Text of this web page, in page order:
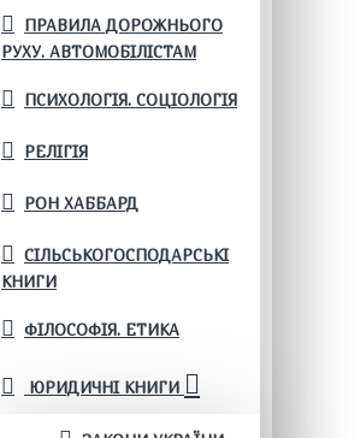
ПРАВИЛА ДОРОЖНЬОГО
РУХУ. АВТОМОБІЛІСТАМ
ПСИХОЛОГІЯ. СОЦІОЛОГІЯ
РЕЛІГІЯ
РОН ХАББАРД
СІЛЬСЬКОГОСПОДАРСЬКІ
КНИГИ
ФІЛОСОФІЯ. ЕТИКА
ЮРИДИЧНІ КНИГИ